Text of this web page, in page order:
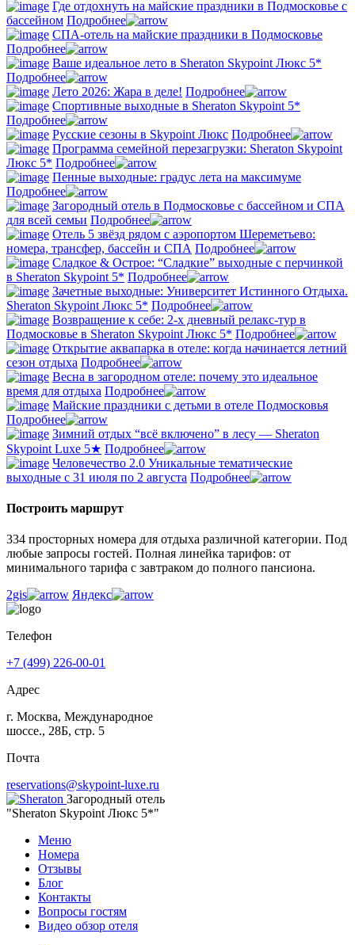
Где отдохнуть на майские праздники в Подмосковье с
бассейном Подробнее
СПА-отель на майские праздники в Подмосковье
Подробнее
Ваше идеальное лето в Sheraton Skypoint Люкс 5*
Подробнее
Лето 2026: Жара в деле! Подробнее
Спортивные выходные в Sheraton Skypoint 5*
Подробнее
Русские сезоны в Skypoint Люкс Подробнее
Программа семейной перезагрузки: Sheraton Skypoint
Люкс 5* Подробнее
Пенные выходные: градус лета на максимуме
Подробнее
Загородный отель в Подмосковье с бассейном и СПА
для всей семьи Подробнее
Отель 5 звёзд рядом с аэропортом Шереметьево:
номера, трансфер, бассейн и СПА Подробнее
Сладкое & Острое: “Сладкие” выходные с перчинкой
в Sheraton Skypoint 5* Подробнее
Зачетные выходные: Университет Истинного Отдыха.
Sheraton Skypoint Люкс 5* Подробнее
Возвращение к себе: 2-х дневный релакс-тур в
Подмосковье в Sheraton Skypoint Люкс 5* Подробнее
Открытие аквапарка в отеле: когда начинается летний
сезон отдыха Подробнее
Весна в загородном отеле: почему это идеальное
время для отдыха Подробнее
Майские праздники с детьми в отеле Подмосковья
Подробнее
Зимний отдых “всё включено” в лесу — Sheraton
Skypoint Luxe 5★ Подробнее
Человечество 2.0 Уникальные тематические
выходные с 31 июля по 2 августа Подробнее
Построить маршрут
334 просторных номера для отдыха различной категории. Под
любые запросы гостей. Полная линейка тарифов: от
минимального тарифа с завтраком до полного пансиона.
2gis
Яндекс
Телефон
+7 (499) 226-00-01
Адрес
г. Москва, Международное
шоссе., 28Б, стр. 5
Почта
reservations@skypoint-luxe.ru
Загородный отель
"Sheraton Skypoint Люкс 5*"
Меню
Номера
Отзывы
Блог
Контакты
Вопросы гостям
Видео обзор отеля